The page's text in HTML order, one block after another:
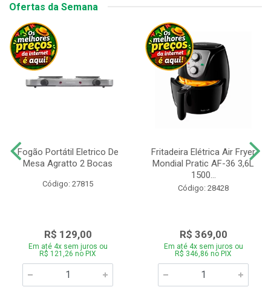
Ofertas da Semana
Fogão Portátil Eletrico De
Mesa Agratto 2 Bocas
Código: 27815
R$ 129,00
Em até 4x sem juros ou
R$ 121,26 no PIX
Fritadeira Elétrica Air Fryer
Mondial Pratic AF-36 3,6L
1500...
Código: 28428
R$ 369,00
Em até 4x sem juros ou
R$ 346,86 no PIX